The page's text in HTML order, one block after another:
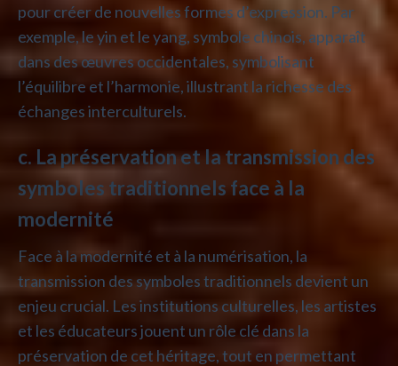
pour créer de nouvelles formes d’expression. Par
exemple, le yin et le yang, symbole chinois, apparaît
dans des œuvres occidentales, symbolisant
l’équilibre et l’harmonie, illustrant la richesse des
échanges interculturels.
c. La préservation et la transmission des
symboles traditionnels face à la
modernité
Face à la modernité et à la numérisation, la
transmission des symboles traditionnels devient un
enjeu crucial. Les institutions culturelles, les artistes
et les éducateurs jouent un rôle clé dans la
préservation de cet héritage, tout en permettant